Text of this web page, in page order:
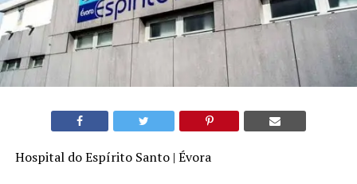
Hospital do Espírito Santo | Évora